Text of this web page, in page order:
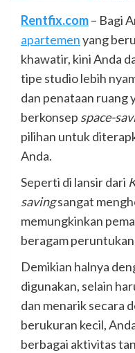
Rentfix.com– Bagi
apartemenyang
khawatir, kini Anda
tipe studio lebih
dan penataan ruang
berkonsep space-
pilihan untuk
Anda.
Seperti di lansir dari
savingsangat
memungkinkan
beragam
Demikian halnya
digunakan, selain
dan menarik secara
berukuran kecil,
berbagai aktivitas